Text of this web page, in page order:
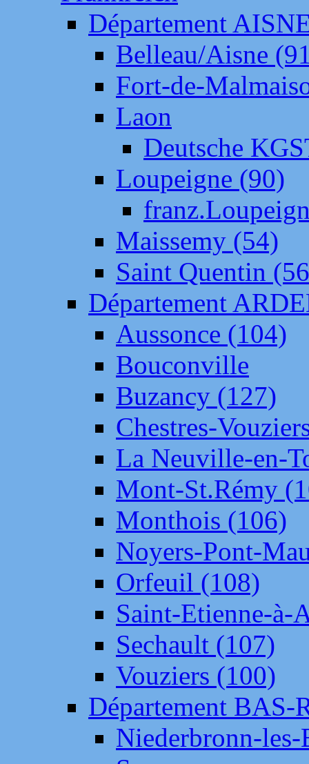
Département
Belleau/Aisne
Fort-de-
Laon
Deutsche
Loupeigne (90)
Maissemy (54)
Saint Quentin
Département
Aussonce (104)
Bouconville
Buzancy (127)
Chestres-
La Neuville-en-
Mont-St.Rémy
Monthois (106)
Noyers-Pont-
Orfeuil (108)
Saint-Etienne-à-
Sechault (107)
Vouziers (100)
Département BAS-
Niederbronn-